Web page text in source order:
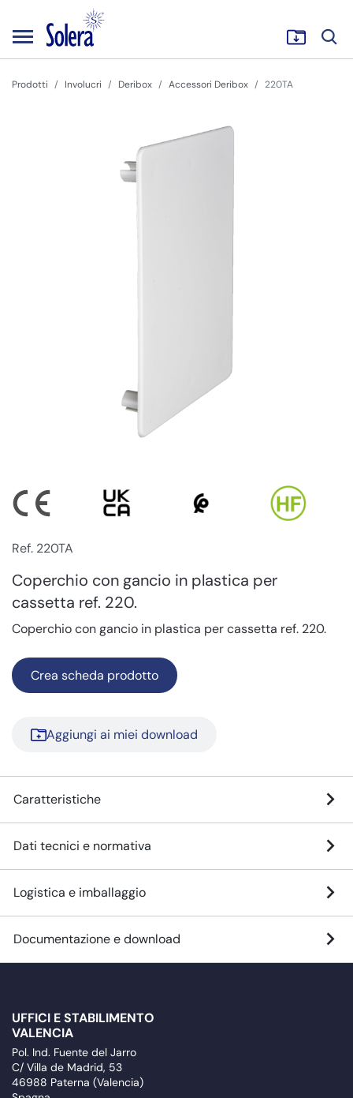
Prodotti Involucri Deribox Accessori Deribox 220TA
Ref. 220TA
Coperchio con gancio in plastica per
cassetta ref. 220.
Coperchio con gancio in plastica per cassetta ref. 220.
Crea scheda prodotto
Aggiungi ai miei download
Caratteristiche
Dati tecnici e normativa
Logistica e imballaggio
Documentazione e download
UFFICI E STABILIMENTO
VALENCIA
Pol. Ind. Fuente del Jarro
C/ Villa de Madrid, 53
46988 Paterna (Valencia)